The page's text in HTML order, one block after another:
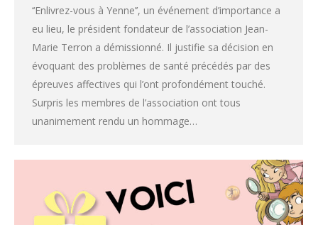
‘‘Enlivrez-vous à Yenne’’, un événement d’importance a
eu lieu, le président fondateur de l’association Jean-
Marie Terron a démissionné. Il justifie sa décision en
évoquant des problèmes de santé précédés par des
épreuves affectives qui l’ont profondément touché.
Surpris les membres de l’association ont tous
unanimement rendu un hommage…